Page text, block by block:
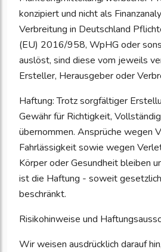
konzipiert und nicht als
Verbreitung in Deutschland
(EU) 2016/958, WpHG oder
auslöst, sind diese vom jeweils
Ersteller, Herausgeber oder
Haftung: Trotz sorgfältiger
Gewähr für Richtigkeit,
übernommen. Ansprüche wegen
Fahrlässigkeit sowie wegen
Körper oder Gesundheit bleiben
ist die Haftung - soweit
beschränkt.
Risikohinweise und
Wir weisen ausdrücklich darauf